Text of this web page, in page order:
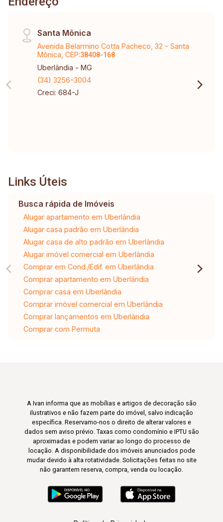
Santa Mônica
Avenida Belarmino Cotta Pacheco, 32 - Santa
Mônica, CEP:38408-168
Uberlândia - MG
(34) 3256-3004
Creci: 684-J
Links Úteis
Busca rápida de Imóveis
Alugar apartamento em Uberlândia
Alugar casa padrão em Uberlândia
Alugar casa de alto padrão em Uberlândia
Alugar imóvel comercial em Uberlândia
Comprar em Cond./Edif. em Uberlândia
Comprar apartamento em Uberlândia
Comprar casa em Uberlândia
Comprar imóvel comercial em Uberlândia
Comprar lançamentos em Uberlândia
Comprar com Permuta
A Ivan informa que as mobílias e artigos de decoração são
ilustrativos e não fazem parte do imóvel, salvo indicação
específica. Reservamo-nos o direito de alterar valores e
dados sem aviso prévio. Taxas como condomínio e IPTU são
aproximadas e podem variar ao longo do processo de
locação. A disponibilidade dos imóveis anunciados pode
mudar devido à alta rotatividade. Solicitações feitas no site
não garantem reserva, compra, venda ou locação.